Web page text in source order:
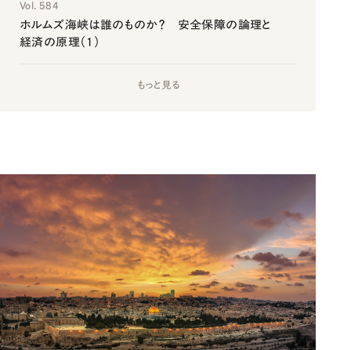
Vol. 584
ホルムズ海峡は誰のものか？ 安全保障の論理と
経済の原理（1）
もっと見る